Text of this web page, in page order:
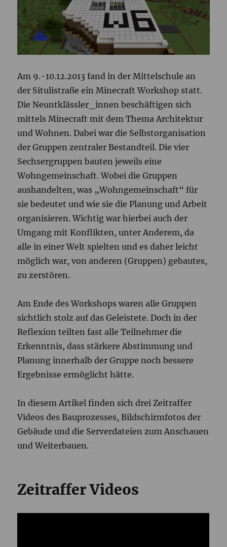
gesprengt!…“
Am 9.-10.12.2013 fand in der Mittelschule an
der Situlistraße ein Minecraft Workshop statt.
Die Neuntklässler_innen beschäftigen sich
mittels Minecraft mit dem Thema Architektur
und Wohnen. Dabei war die Selbstorganisation
der Gruppen zentraler Bestandteil. Die vier
Sechsergruppen bauten jeweils eine
Wohngemeinschaft. Wobei die Gruppen
aushandelten, was „Wohngemeinschaft“ für
sie bedeutet und wie sie die Planung und Arbeit
organisieren. Wichtig war hierbei auch der
Umgang mit Konflikten, unter Anderem, da
alle in einer Welt spielten und es daher leicht
möglich war, von anderen (Gruppen) gebautes,
zu zerstören.
Am Ende des Workshops waren alle Gruppen
sichtlich stolz auf das Geleistete. Doch in der
Reflexion teilten fast alle Teilnehmer die
Erkenntnis, dass stärkere Abstimmung und
Planung innerhalb der Gruppe noch bessere
Ergebnisse ermöglicht hätte.
In diesem Artikel finden sich drei Zeitraffer
Videos des Bauprozesses, Bildschirmfotos der
Gebäude und die Serverdateien zum Anschauen
und Weiterbauen.
Zeitraffer Videos